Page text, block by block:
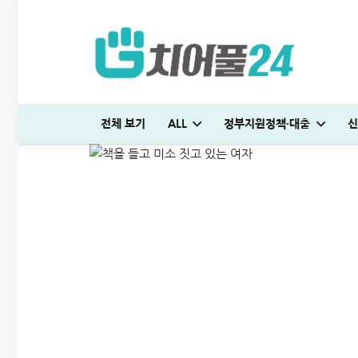
전체 보기 ALL 정부지원정책·대출